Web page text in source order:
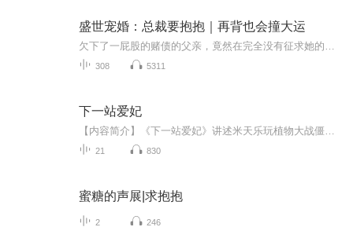
盛世宠婚：总裁要抱抱｜再背也会撞大运
308 5311
下一站爱妃
21 830
蜜糖的声展|求抱抱
2 246